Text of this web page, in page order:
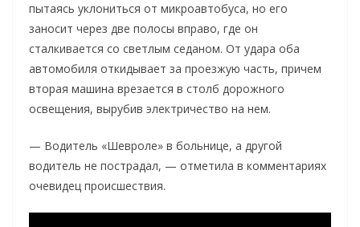
пытаясь уклониться от микроавтобуса, но его
заносит через две полосы вправо, где он
сталкивается со светлым седаном. От удара оба
автомобиля откидывает за проезжую часть, причем
вторая машина врезается в столб дорожного
освещения, вырубив электричество на нем.
— Водитель «Шевроле» в больнице, а другой
водитель не пострадал, — отметила в комментариях
очевидец происшествия.